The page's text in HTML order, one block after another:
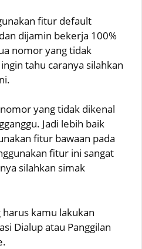
fitur default
dijamin bekerja 100%
nomor yang tidak
tahu caranya silahkan
yang tidak dikenal
Jadi lebih baik
fitur bawaan pada
fitur ini sangat
silahkan simak
kamu lakukan
Dialup atau Panggilan